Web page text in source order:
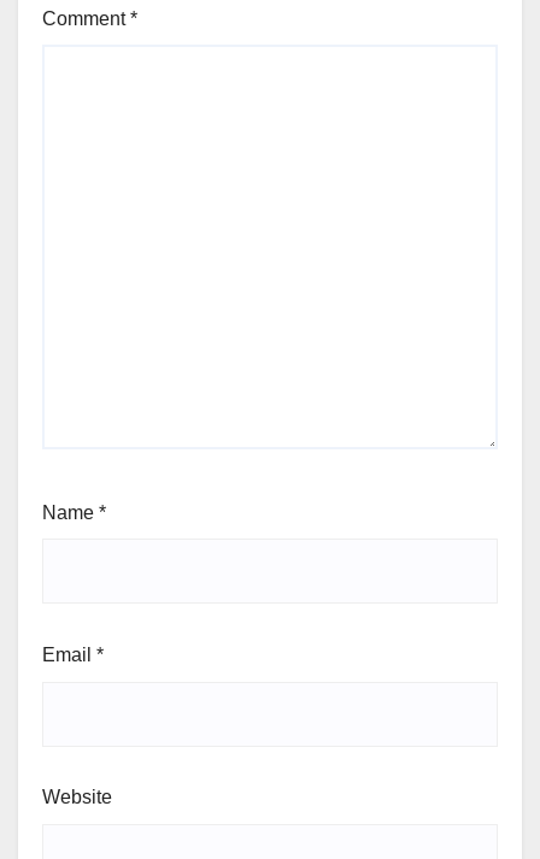
Comment*
Name *
Email *
Website